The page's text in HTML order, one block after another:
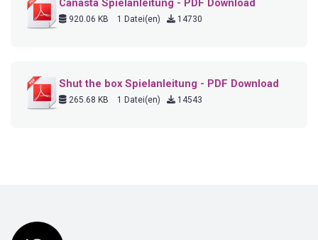
Canasta Spielanleitung - PDF Download
920.06 KB 1 Datei(en) 14730
Shut the box Spielanleitung - PDF Download
265.68 KB 1 Datei(en) 14543